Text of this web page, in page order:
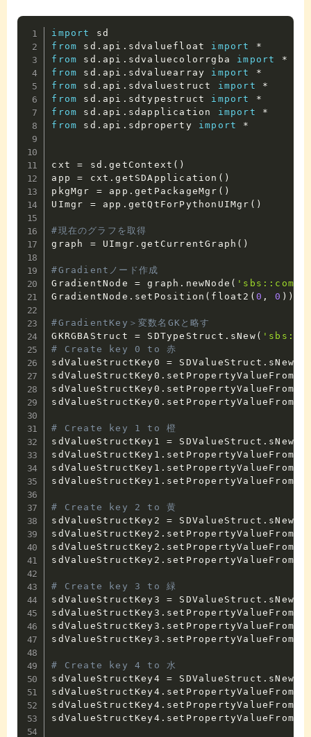
import
from sd . api . sdvaluefloat import
*
from sd . api . sdvaluecolorrgba import
*
from sd . api . sdvaluearray import
*
from sd . api . sdvaluestruct import
*
from sd . api . sdtypestruct import
*
from sd . api . sdapplication import
*
from sd . api . sdproperty import *
cxt = sd .getContext ( )
app = cxt .getSDApplication ( )
pkgMgr = app .getPackageMgr ( )
UImgr = app . getQtForPythonUIMgr ( )
#現在のグラフを取得
graph = UImgr .getCurrentGraph ( )
#Gradientノード作成
GradientNode = graph . newNode (
GradientNode . setPosition ( float2 ( 0 , 0 ) )
#GradientKey＞変数名GKと略す
GKRGBAStruct = SDTypeStruct . sNew (
# Create key 0 to 赤
sdValueStructKey0 = SDValueStruct . sNew
sdValueStructKey0 . setPropertyValueFromId
sdValueStructKey0 . setPropertyValueFromId
sdValueStructKey0 . setPropertyValueFromId
# Create key 1 to 橙
sdValueStructKey1 = SDValueStruct . sNew
sdValueStructKey1 . setPropertyValueFromId
sdValueStructKey1 . setPropertyValueFromId
sdValueStructKey1 . setPropertyValueFromId
# Create key 2 to 黄
sdValueStructKey2 = SDValueStruct . sNew
sdValueStructKey2 . setPropertyValueFromId
sdValueStructKey2 . setPropertyValueFromId
sdValueStructKey2 . setPropertyValueFromId
# Create key 3 to 緑
sdValueStructKey3 = SDValueStruct . sNew
sdValueStructKey3 . setPropertyValueFromId
sdValueStructKey3 . setPropertyValueFromId
sdValueStructKey3 . setPropertyValueFromId
# Create key 4 to 水
sdValueStructKey4 = SDValueStruct . sNew
sdValueStructKey4 . setPropertyValueFromId
sdValueStructKey4 . setPropertyValueFromId
sdValueStructKey4 . setPropertyValueFromId